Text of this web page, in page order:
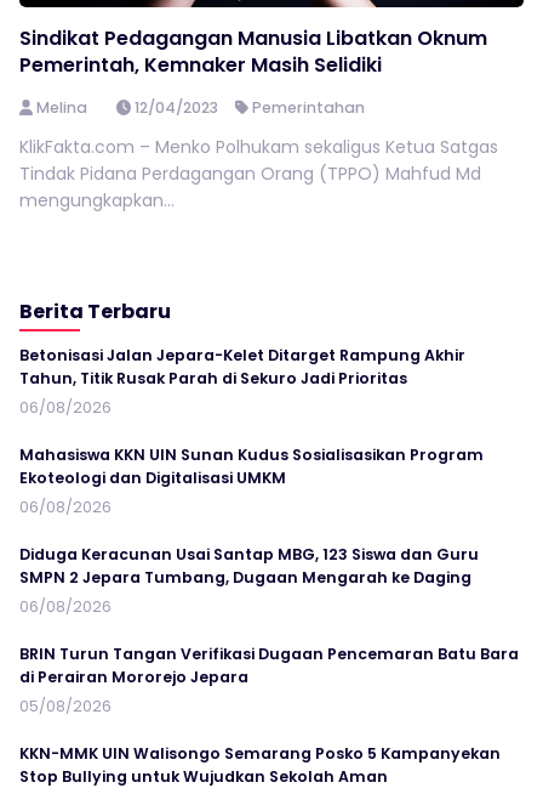
Sindikat Pedagangan Manusia Libatkan Oknum
Pemerintah, Kemnaker Masih Selidiki
Melina 12/04/2023 Pemerintahan
KlikFakta.com – Menko Polhukam sekaligus Ketua Satgas
Tindak Pidana Perdagangan Orang (TPPO) Mahfud Md
mengungkapkan...
Berita Terbaru
Betonisasi Jalan Jepara-Kelet Ditarget Rampung Akhir
Tahun, Titik Rusak Parah di Sekuro Jadi Prioritas
06/08/2026
Mahasiswa KKN UIN Sunan Kudus Sosialisasikan Program
Ekoteologi dan Digitalisasi UMKM
06/08/2026
Diduga Keracunan Usai Santap MBG, 123 Siswa dan Guru
SMPN 2 Jepara Tumbang, Dugaan Mengarah ke Daging
06/08/2026
BRIN Turun Tangan Verifikasi Dugaan Pencemaran Batu Bara
di Perairan Mororejo Jepara
05/08/2026
KKN-MMK UIN Walisongo Semarang Posko 5 Kampanyekan
Stop Bullying untuk Wujudkan Sekolah Aman